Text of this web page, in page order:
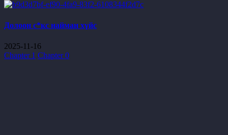
Долоон с*кс найман хүйс
2025-11-16
Chapter 1 Chapter 0